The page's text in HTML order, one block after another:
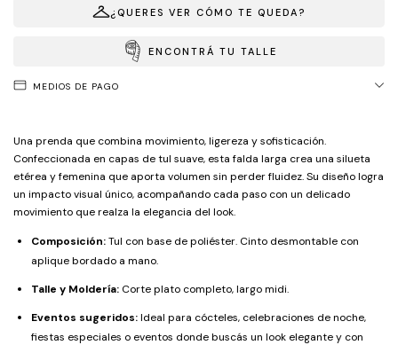
¿QUERES VER CÓMO TE QUEDA?
ENCONTRÁ TU TALLE
MEDIOS DE PAGO
Una prenda que combina movimiento, ligereza y sofisticación.
Confeccionada en capas de tul suave, esta falda larga crea una silueta
etérea y femenina que aporta volumen sin perder fluidez. Su diseño logra
un impacto visual único, acompañando cada paso con un delicado
movimiento que realza la elegancia del look.
Composición:Tul con base de poliéster. Cinto desmontable con
aplique bordado a mano.
Talle y Moldería: Corte plato completo, largo midi.
Eventos sugeridos:Ideal para cócteles, celebraciones de noche,
fiestas especiales o eventos donde buscás un look elegante y con